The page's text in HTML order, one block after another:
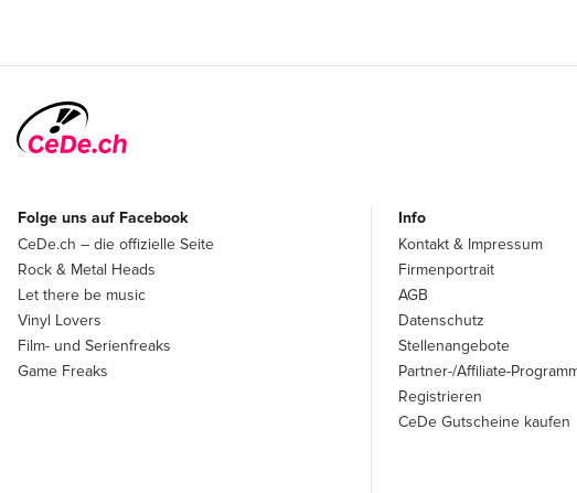
Folge uns auf Facebook
CeDe.ch – die offizielle Seite
Rock & Metal Heads
Let there be music
Vinyl Lovers
Film- und Serienfreaks
Game Freaks
Info
Kontakt & Impressum
Firmenportrait
AGB
Datenschutz
Stellenangebote
Partner-/Affiliate-
Registrieren
CeDe Gutscheine kaufen